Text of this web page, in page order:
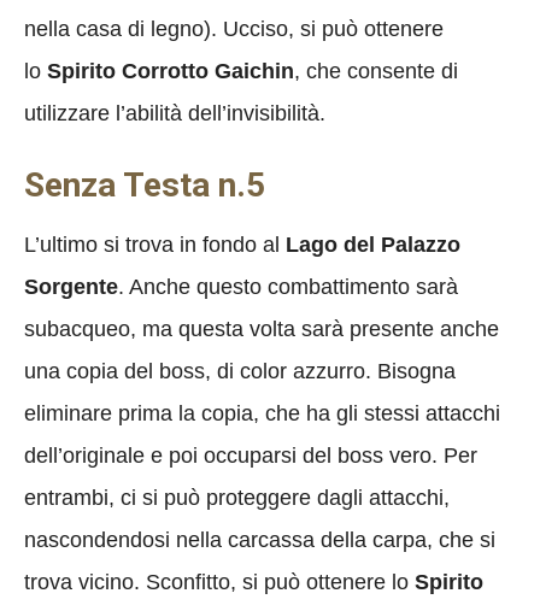
nella casa di legno). Ucciso, si può ottenere
lo Spirito Corrotto Gaichin, che consente di
utilizzare l’abilità dell’invisibilità.
Senza Testa n.5
L’ultimo si trova in fondo al Lago del Palazzo
Sorgente. Anche questo combattimento sarà
subacqueo, ma questa volta sarà presente anche
una copia del boss, di color azzurro. Bisogna
eliminare prima la copia, che ha gli stessi attacchi
dell’originale e poi occuparsi del boss vero. Per
entrambi, ci si può proteggere dagli attacchi,
nascondendosi nella carcassa della carpa, che si
trova vicino. Sconfitto, si può ottenere lo Spirito